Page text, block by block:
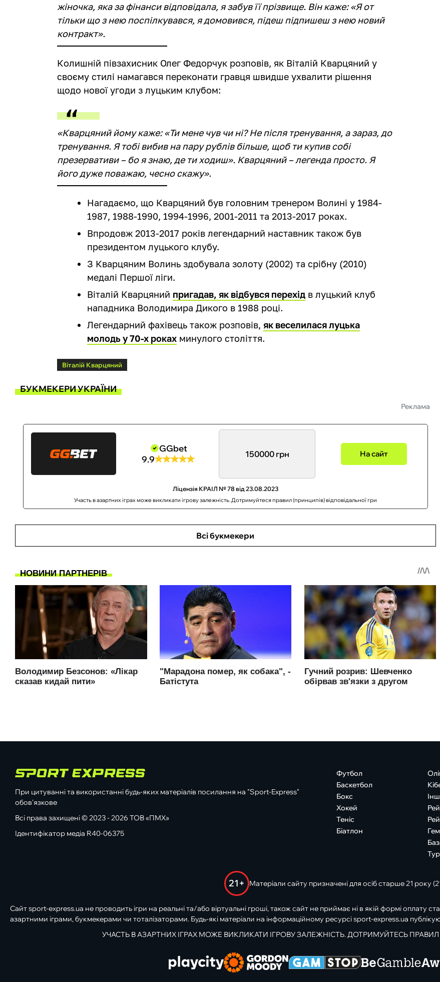
жіночка, яка за фінанси відповідала, я забув її прізвище. Він каже: «Я от
тільки що з нею поспілкувався, я домовився, підеш підпишеш з нею новий
контракт».
Колишній півзахисник Олег Федорчук розповів, як Віталій Кварцяний у
своєму стилі намагався переконати гравця швидше ухвалити рішення
щодо нової угоди з луцьким клубом:
«Кварцяний йому каже: «Ти мене чув чи ні? Не після тренування, а зараз, до
тренування. Я тобі вибив на пару рублів більше, щоб ти купив собі
презервативи – бо я знаю, де ти ходиш». Кварцяний – легенда просто. Я
його дуже поважаю, чесно скажу».
Нагадаємо, що Кварцяний був головним тренером Волині у 1984-
1987, 1988-1990, 1994-1996, 2001-2011 та 2013-2017 роках.
Впродовж 2013-2017 років легендарний наставник також був
президентом луцького клубу.
З Кварцяним Волинь здобувала золоту (2002) та срібну (2010)
медалі Першої ліги.
Віталій Кварцяний пригадав, як відбувся перехід в луцький клуб
нападника Володимира Дикого в 1988 році.
Легендарний фахівець також розповів, як веселилася луцька
молодь у 70-х роках минулого століття.
Віталій Кварцяний
БУКМЕКЕРИ УКРАЇНИ
Реклама
GGbet
9.9
150000 грн На сайт
Ліцензія КРАІЛ № 78 від 23.08.2023
Участь в азартних іграх може викликати ігрову залежність. Дотримуйтеся правил (принципів) відповідальної гри
Всі букмекери
При цитуванні та використанні будь-яких матеріалів посилання на "Sport-Express"
обов'язкове
Всі права захищені © 2023 - 2026 ТОВ «ПМХ»
Ідентифікатор медіа R40-06375
Футбол
Баскетбол
Бокс
Хокей
Теніс
Біатлон
21+ Матеріали сайту призначені для осіб старше 21 року
Сайт sport-express.ua не проводить ігри на реальні та/або віртуальні гроші, також сайт не приймає ні в якій формі оплату
азартними іграми, букмекерами чи тоталізаторами. Будь-які матеріали на інформаційному ресурсі sport-express.ua
УЧАСТЬ В АЗАРТНИХ ІГРАХ МОЖЕ ВИКЛИКАТИ ІГРОВУ ЗАЛЕЖНІСТЬ. ДОТРИМУЙТЕСЬ